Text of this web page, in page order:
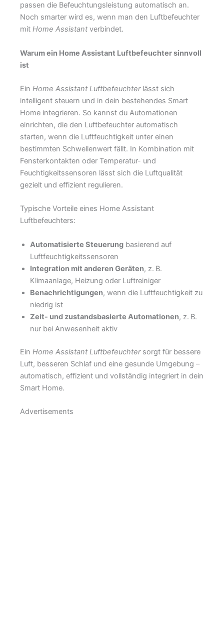
passen die Befeuchtungsleistung automatisch an.
Noch smarter wird es, wenn man den Luftbefeuchter
mit Home Assistant verbindet.
Warum ein Home Assistant Luftbefeuchter sinnvoll
ist
Ein Home Assistant Luftbefeuchterlässt sich
intelligent steuern und in dein bestehendes Smart
Home integrieren. So kannst du Automationen
einrichten, die den Luftbefeuchter automatisch
starten, wenn die Luftfeuchtigkeit unter einen
bestimmten Schwellenwert fällt. In Kombination mit
Fensterkontakten oder Temperatur- und
Feuchtigkeitssensoren lässt sich die Luftqualität
gezielt und effizient regulieren.
Typische Vorteile eines Home Assistant
Luftbefeuchters:
Automatisierte Steuerung basierend auf
Luftfeuchtigkeitssensoren
Integration mit anderen Geräten, z. B.
Klimaanlage, Heizung oder Luftreiniger
Benachrichtigungen, wenn die Luftfeuchtigkeit zu
niedrig ist
Zeit- und zustandsbasierte Automationen, z. B.
nur bei Anwesenheit aktiv
Ein Home Assistant Luftbefeuchtersorgt für bessere
Luft, besseren Schlaf und eine gesunde Umgebung –
automatisch, effizient und vollständig integriert in dein
Smart Home.
Advertisements